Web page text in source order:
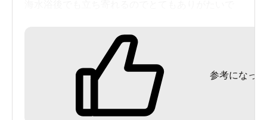
雨が降ったら温水プールやスライダーも楽しい
参考になった